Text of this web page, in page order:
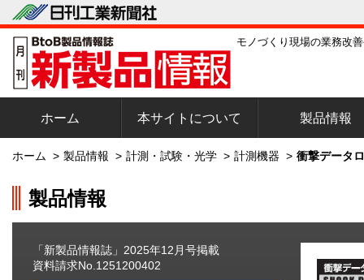
モノづくり現場の業務改
ホーム 本サイトについて 製品情報
ホーム > 製品情報 > 計測・試験・光学 > 計測機器 > 衝撃データ
製品情報
「新製品情報誌」2025年12月号掲載
資料請求No.1251200402